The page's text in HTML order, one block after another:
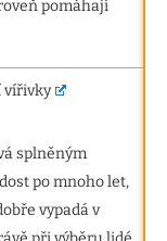
pomáhají
vířivky
splněným
po mnoho let,
vypadá v